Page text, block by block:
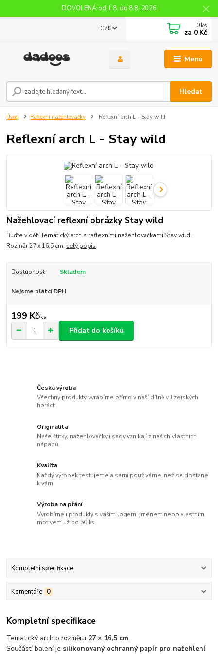
DOVOLENÁ od 1.8. do 8.8. 2026
Menu
CZK
Hledat
0 ks
za 0 Kč
Úvod Reflexní nažehlovačky Reflexní arch L - Stay wild
Reflexní arch L - Stay wild
Nažehlovací reflexní obrázky Stay wild
Buďte vidět. Tematický arch s reflexními nažehlovačkami Stay wild.
Rozměr 27 x 16,5 cm. celý popis
Dostupnost Skladem
Nejsme plátci DPH
199 Kč/ks
Přidat do košíku
Česká výroba
Všechny produkty vyrábíme přímo v naší dílně v Jizerských
horách.
Originalita
Naše štítky, nažehlovačky i sady vznikají z našich vlastních
nápadů.
Kvalita
Každý výrobek testujeme a sami používáme, než se dostane
k vám.
Výroba na přání
Vyrobíme i produkty s vaším logem, jménem nebo vlastním
motivem už od 50 ks.
Kompletní specifikace
Komentáře 0
Kompletní specifikace
Tematický arch o rozměru 27 × 16,5 cm.
Součástí balení je silikonovaný ochranný papír pro nažehlení.